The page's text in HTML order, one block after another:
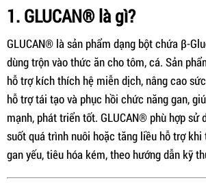
1. GLUCAN® là gì?
GLUCAN® là sản phẩm dạng bột chứa β-
dùng trộn vào thức ăn cho tôm, cá. Sản
hỗ trợ kích thích hệ miễn dịch, nâng cao
hỗ trợ tái tạo và phục hồi chức năng gan,
mạnh, phát triển tốt. GLUCAN® phù hợp sử
suốt quá trình nuôi hoặc tăng liều hỗ trợ
gan yếu, tiêu hóa kém, theo hướng dẫn kỹ